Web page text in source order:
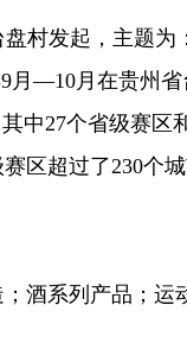
发起，主题为：
月—10月在贵州省
中27个省级赛区
区超过了230个
系列产品；运